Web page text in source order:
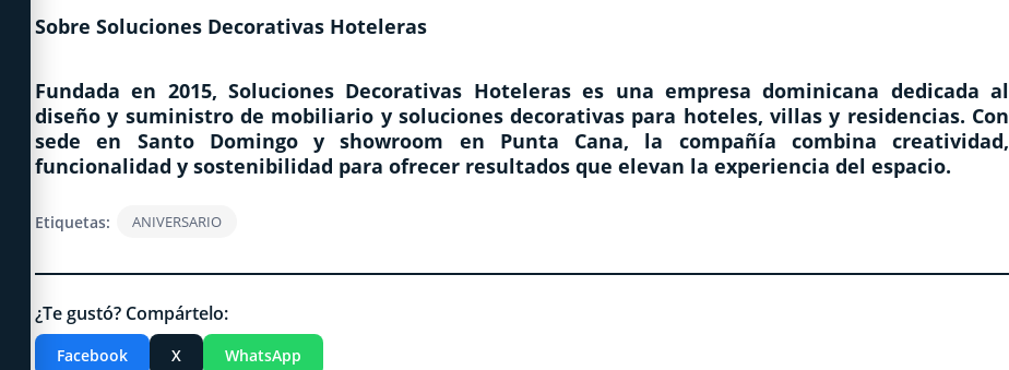
Sobre Soluciones Decorativas Hoteleras
Fundada en 2015, Soluciones Decorativas Hoteleras es una empresa dominicana dedicada al
diseño y suministro de mobiliario y soluciones decorativas para hoteles, villas y residencias. Con
sede en Santo Domingo y showroom en Punta Cana, la compañía combina creatividad,
funcionalidad y sostenibilidad para ofrecer resultados que elevan la experiencia del espacio.
Etiquetas: ANIVERSARIO
¿Te gustó? Compártelo:
Facebook X WhatsApp